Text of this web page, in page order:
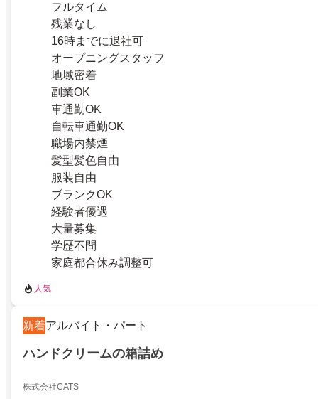
フルタイム
残業なし
16時までに退社可
オープニングスタッフ
地域密着
副業OK
車通勤OK
自転車通勤OK
職場内禁煙
髪型髪色自由
服装自由
ブランクOK
経験者優遇
大量募集
学歴不問
家庭都合休み調整可
人気
新着アルバイト・パート
ハンドクリームの箱詰め
株式会社CATS